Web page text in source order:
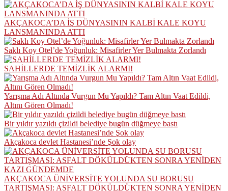
AKÇAKOCA’DA İŞ DÜNYASININ KALBİ KALE KOYU
LANSMANINDA ATTI
Saklı Koy Otel’de Yoğunluk: Misafirler Yer Bulmakta Zorlandı
SAHİLLERDE TEMİZLİK ALARMI!
Yarışma Adı Altında Vurgun Mu Yapıldı? Tam Altın Vaat Edildi,
Altını Gören Olmadı!
Bir yıldır yazıldı çizildi belediye bugün düğmeye bastı
Akçakoca devlet Hastanesi’nde Şok olay
AKÇAKOCA ÜNİVERSİTE YOLUNDA SU BORUSU
TARTIŞMASI: ASFALT DÖKÜLDÜKTEN SONRA YENİDEN